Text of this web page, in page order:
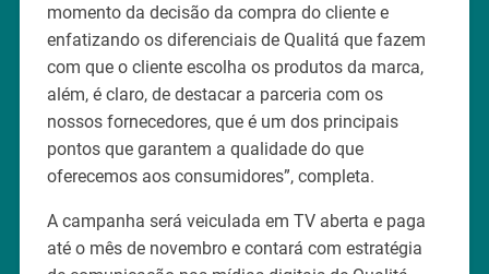
momento da decisão da compra do cliente e
enfatizando os diferenciais de Qualitá que fazem
com que o cliente escolha os produtos da marca,
além, é claro, de destacar a parceria com os
nossos fornecedores, que é um dos principais
pontos que garantem a qualidade do que
oferecemos aos consumidores”, completa.
A campanha será veiculada em TV aberta e paga
até o mês de novembro e contará com estratégia